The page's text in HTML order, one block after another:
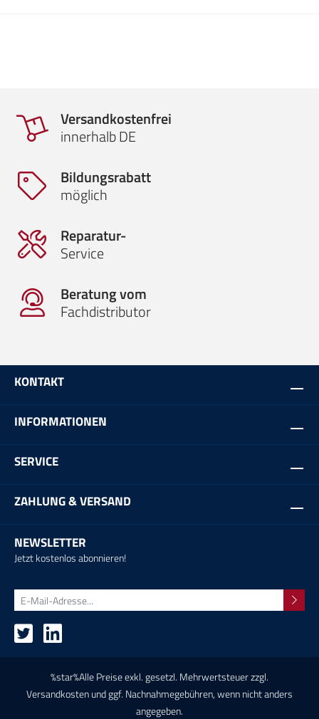
Versandkostenfrei
innerhalb DE
Bildungsrabatt
möglich
Reparatur-
Service
Beratung vom
Fachdistributor
KONTAKT
INFORMATIONEN
SERVICE
ZAHLUNG & VERSAND
NEWSLETTER
Jetzt kostenlos abonnieren!
%star%Alle Preise exkl. gesetzl. Mehrwertsteuer zzgl.
Versandkostenund ggf. Nachnahmegebühren, wenn nicht anders
angegeben.